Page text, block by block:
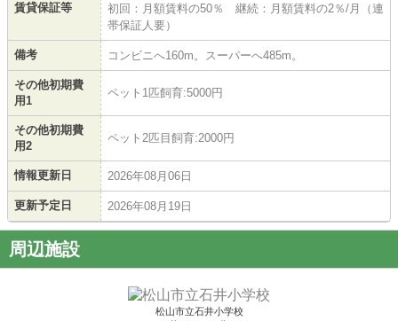
賃貸保証等
初回：月額賃料の50％ 継続：月額賃料の2％/月（連
帯保証人要）
備考 コンビニへ160m。スーパーへ485m。
その他初期費
用1
ペット1匹飼育:5000円
その他初期費
用2
ペット2匹目飼育:2000円
情報更新日 2026年08月06日
更新予定日 2026年08月19日
周辺施設
松山市立石井小学校